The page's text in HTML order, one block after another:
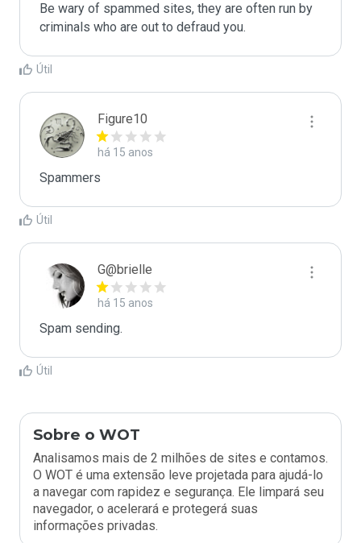
Be wary of spammed sites, they are often run by
criminals who are out to defraud you.
Útil
Figure10
há 15 anos
Spammers
Útil
G@brielle
há 15 anos
Spam sending.
Útil
Sobre o WOT
Analisamos mais de 2 milhões de sites e contamos.
O WOT é uma extensão leve projetada para ajudá-lo
a navegar com rapidez e segurança. Ele limpará seu
navegador, o acelerará e protegerá suas
informações privadas.